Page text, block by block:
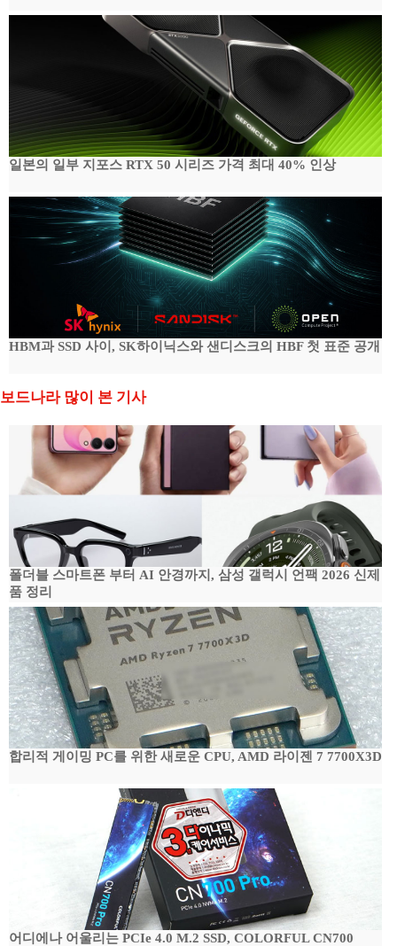
일본의 일부 지포스 RTX 50 시리즈 가격 최대 40% 인상
HBM과 SSD 사이, SK하이닉스와 샌디스크의 HBF 첫 표준 공개
보드나라 많이 본 기사
폴더블 스마트폰 부터 AI 안경까지, 삼성 갤럭시 언팩 2026 신제
품 정리
합리적 게이밍 PC를 위한 새로운 CPU, AMD 라이젠 7 7700X3D
어디에나 어울리는 PCIe 4.0 M.2 SSD, COLORFUL CN700